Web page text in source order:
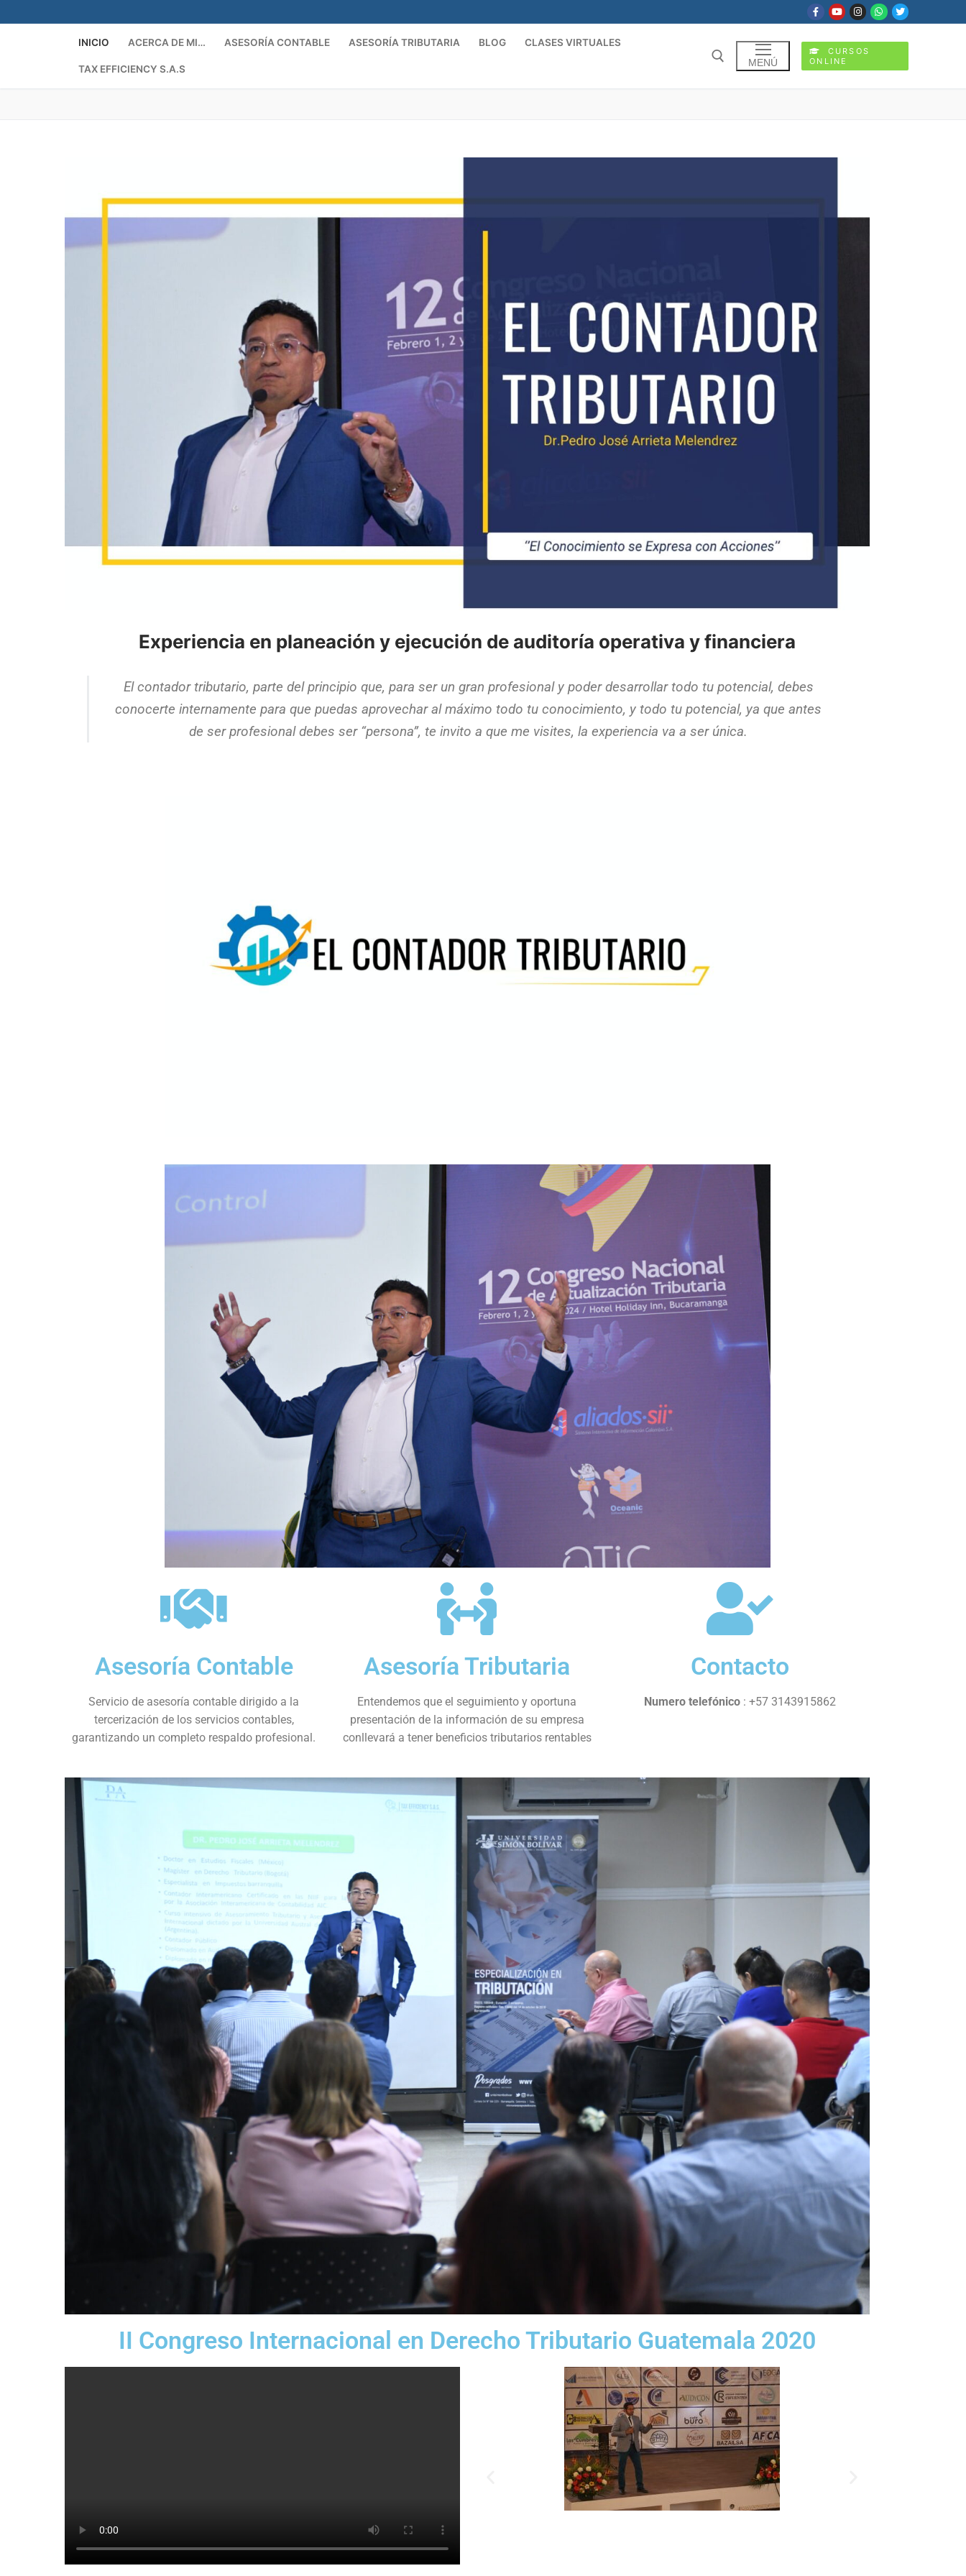
INICIO ACERCA DE MI… ASESORÍA CONTABLE ASESORÍA TRIBUTARIA BLOG CLASES VIRTUALES
TAX EFFICIENCY S.A.S
MENÚ
CURSOS
ONLINE
Experiencia en planeación y ejecución de auditoría operativa y financiera
El contador tributario, parte del principio que, para ser un gran profesional y poder desarrollar todo tu potencial, debes
conocerte internamente para que puedas aprovechar al máximo todo tu conocimiento, y todo tu potencial, ya que antes
de ser profesional debes ser “persona”, te invito a que me visites, la experiencia va a ser única.
Asesoría Contable
Servicio de asesoría contable dirigido a la
tercerización de los servicios contables,
garantizando un completo respaldo profesional.
Asesoría Tributaria
Entendemos que el seguimiento y oportuna
presentación de la información de su empresa
conllevará a tener beneficios tributarios rentables
Contacto
Numero telefónico : +57 3143915862
II Congreso Internacional en Derecho Tributario Guatemala 2020